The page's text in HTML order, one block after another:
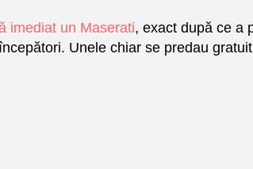
imediat un Maserati, exact după ce a
Unele chiar se predau